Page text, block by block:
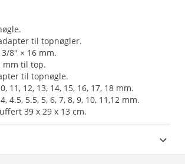
til topnøgler.
8'' × 16 mm.
mm til top.
til topnøgle.
11, 12, 13, 14, 15, 16, 17, 18 mm.
4.5, 5.5, 5, 6, 7, 8, 9, 10, 11,12 mm.
39 x 29 x 13 cm.